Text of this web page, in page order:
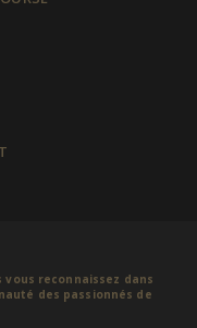
reconnaissez dans
des passionnés de